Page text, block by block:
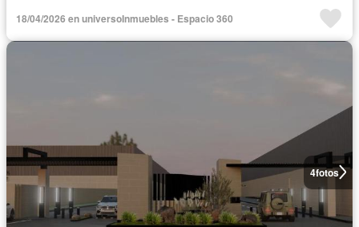
18/04/2026 en universoInmuebles - Espacio 360
4fotos